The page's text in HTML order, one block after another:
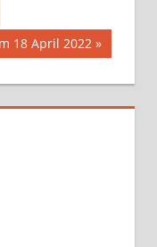
18 April 2022